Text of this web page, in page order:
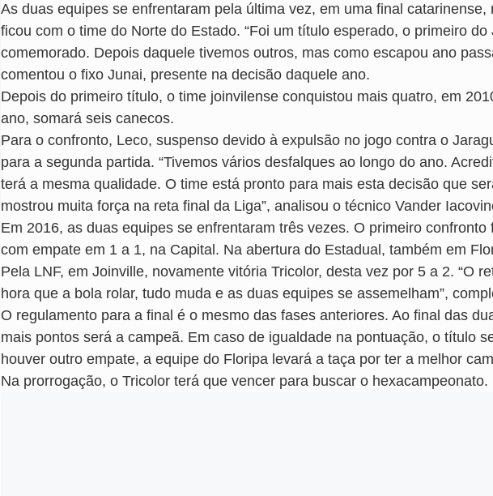
As duas equipes se enfrentaram pela última vez, em uma final
ficou com o time do Norte do Estado. “Foi um título esperado, o primeiro
comemorado. Depois daquele tivemos outros, mas como escapou ano
comentou o fixo Junai, presente na decisão daquele ano.
Depois do primeiro título, o time joinvilense conquistou mais quatro, em
ano, somará seis canecos.
Para o confronto, Leco, suspenso devido à expulsão no jogo contra o
para a segunda partida. “Tivemos vários desfalques ao longo do ano.
terá a mesma qualidade. O time está pronto para mais esta decisão que
mostrou muita força na reta final da Liga”, analisou o técnico Vander
Em 2016, as duas equipes se enfrentaram três vezes. O primeiro
com empate em 1 a 1, na Capital. Na abertura do Estadual, também em
Pela LNF, em Joinville, novamente vitória Tricolor, desta vez por 5 a 2. “O
hora que a bola rolar, tudo muda e as duas equipes se assemelham”,
O regulamento para a final é o mesmo das fases anteriores. Ao final das
mais pontos será a campeã. Em caso de igualdade na pontuação, o título
houver outro empate, a equipe do Floripa levará a taça por ter a melhor
Na prorrogação, o Tricolor terá que vencer para buscar o hexacampeonato.